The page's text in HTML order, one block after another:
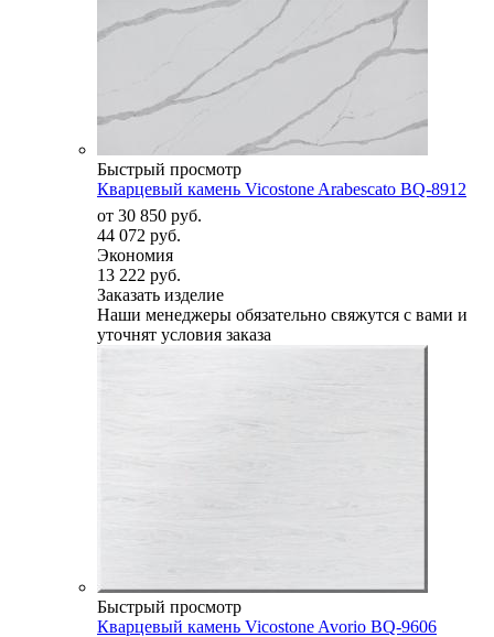
Быстрый просмотр
Кварцевый камень Vicostone Arabescato BQ-8912
от 30 850 руб.
44 072 руб.
Экономия
13 222 руб.
Заказать изделие
Наши менеджеры обязательно свяжутся с вами и
уточнят условия заказа
Быстрый просмотр
Кварцевый камень Vicostone Avorio BQ-9606